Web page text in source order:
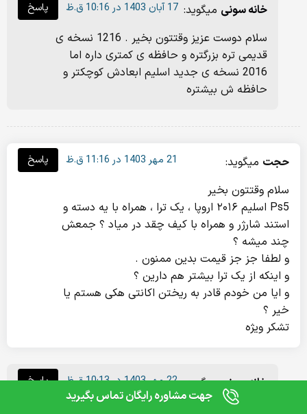
خانه سونی میگوید:
سلام دوست عزیز وقتتون بخیر . 1216 نسخه ی
قدیمی تره بزرگتره و حافظه ی کمتری داره اما
2016 نسخه ی جدید اسلیم ابعادش کوچکتر و
حافظه ش بیشتره
17 آبان 1403 در 10:16 ق.ظ پاسخ
حجت میگوید:
سلام وقتتون بخیر
Ps5 اسلیم ۲۰۱۶ اروپا ، یک ترا ، همراه با یه دسته و
استند شارژر و همراه با کیف چقد در میاد ؟ جمعش
چند میشه ؟
و لطفا جز جز قیمت بدین ممنون .
و اینکه از یک ترا بیشتر هم دارین ؟
و ایا من خودم قادر به ریختن اکانتی هکی هستم یا
خیر ؟
تشکر ویژه
21 مهر 1403 در 11:16 ق.ظ پاسخ
خانه سونی میگوید: 22 مهر 1403 در 10:13 ق.ظ پاسخ
جهت مشاوره رایگان تماس بگیرید